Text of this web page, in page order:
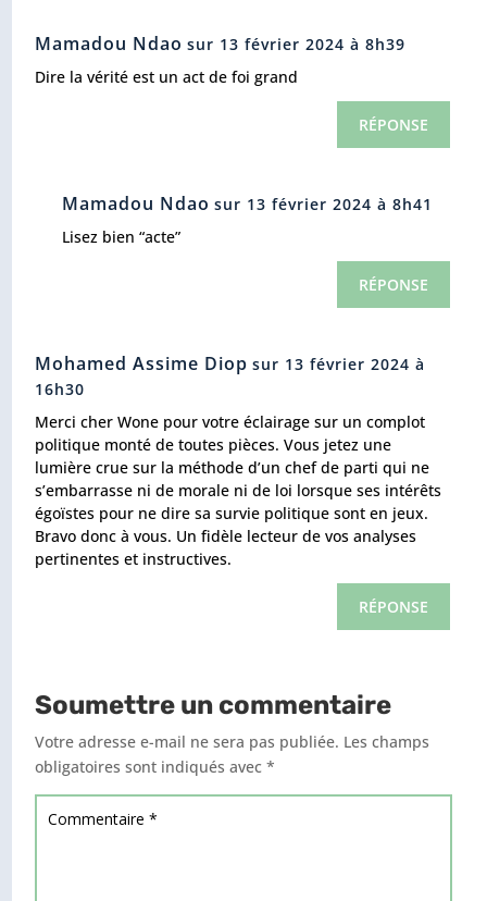
Mamadou Ndao sur 13 février 2024 à 8h39
Dire la vérité est un act de foi grand
RÉPONSE
Mamadou Ndao sur 13 février 2024 à 8h41
Lisez bien “acte”
RÉPONSE
Mohamed Assime Diop sur 13 février 2024 à
16h30
Merci cher Wone pour votre éclairage sur un complot
politique monté de toutes pièces. Vous jetez une
lumière crue sur la méthode d’un chef de parti qui ne
s’embarrasse ni de morale ni de loi lorsque ses intérêts
égoïstes pour ne dire sa survie politique sont en jeux.
Bravo donc à vous. Un fidèle lecteur de vos analyses
pertinentes et instructives.
RÉPONSE
Soumettre un commentaire
Votre adresse e-mail ne sera pas publiée. Les champs
obligatoires sont indiqués avec*